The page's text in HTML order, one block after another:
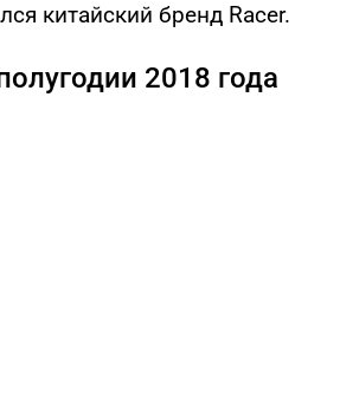
китайский бренд Racer.
2018 года